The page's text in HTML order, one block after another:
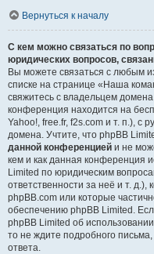
Вернуться к началу
С кем можно связаться по
юридических вопросов,
Вы можете связаться с любым
списке на странице «Наша
свяжитесь с владельцем
конференция находится на
Yahoo!, free.fr, f2s.com и т. п.), с
домена. Учтите, что phpBB
данной конференцией и не
кем и как данная конференция
Limited по юридическим
ответственности за неё и т. д.),
phpBB.com или которые
обеспечению phpBB Limited.
phpBB Limited об
то не ждите подробного
ответа.